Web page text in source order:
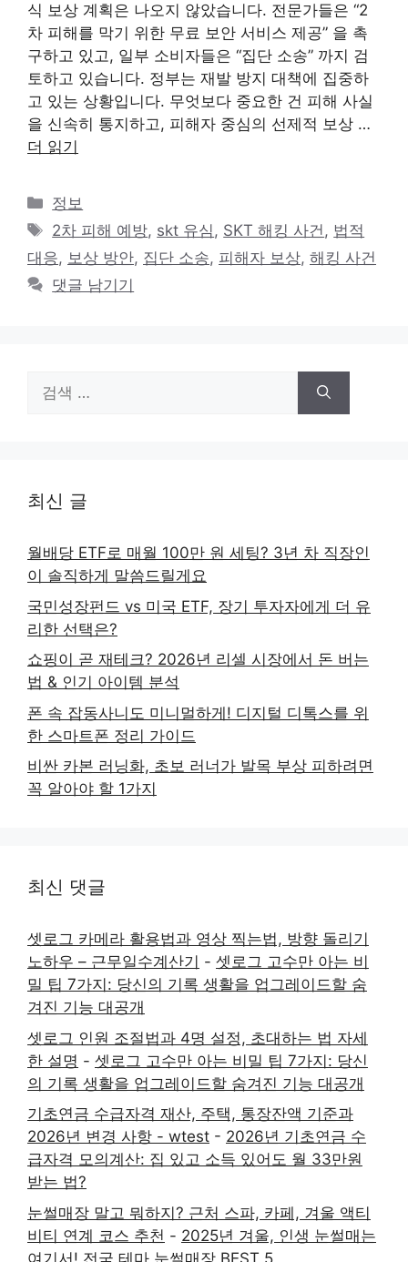
식 보상 계획은 나오지 않았습니다. 전문가들은 “2
차 피해를 막기 위한 무료 보안 서비스 제공” 을 촉
구하고 있고, 일부 소비자들은 “집단 소송” 까지 검
토하고 있습니다. 정부는 재발 방지 대책에 집중하
고 있는 상황입니다. 무엇보다 중요한 건 피해 사실
을 신속히 통지하고, 피해자 중심의 선제적 보상 …
더 읽기
카
테
리
정보
태
그
2차 피해 예방, skt 유심, SKT 해킹 사건, 법적
대응, 보상 방안, 집단 소송, 피해자 보상, 해킹 사건
댓글 남기기
색:
최신 글
월배당 ETF로 매월 100만 원 세팅? 3년 차 직장인
이 솔직하게 말씀드릴게요
국민성장펀드 vs 미국 ETF, 장기 투자자에게 더 유
리한 선택은?
쇼핑이 곧 재테크? 2026년 리셀 시장에서 돈 버는
법 & 인기 아이템 분석
폰 속 잡동사니도 미니멀하게! 디지털 디톡스를 위
한 스마트폰 정리 가이드
비싼 카본 러닝화, 초보 러너가 발목 부상 피하려면
꼭 알아야 할 1가지
최신 댓글
셋로그 카메라 활용법과 영상 찍는법, 방향 돌리기
노하우 – 근무일수계산기 - 셋로그 고수만 아는 비
밀 팁 7가지: 당신의 기록 생활을 업그레이드할 숨
겨진 기능 대공개
셋로그 인원 조절법과 4명 설정, 초대하는 법 자세
한 설명 - 셋로그 고수만 아는 비밀 팁 7가지: 당신
의 기록 생활을 업그레이드할 숨겨진 기능 대공개
기초연금 수급자격 재산, 주택, 통장잔액 기준과
2026년 변경 사항 - wtest - 2026년 기초연금 수
급자격 모의계산: 집 있고 소득 있어도 월 33만원
받는 법?
눈썰매장 말고 뭐하지? 근처 스파, 카페, 겨울 액티
비티 연계 코스 추천 - 2025년 겨울, 인생 눈썰매는
여기서! 전국 테마 눈썰매장 BEST 5